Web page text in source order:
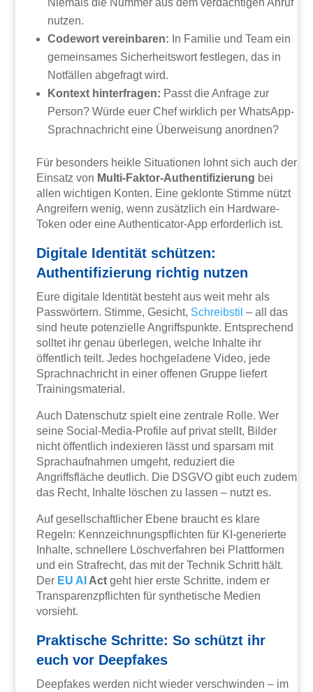
nutzen.
Codewort vereinbaren: In Familie und Team ein
gemeinsames Sicherheitswort festlegen, das in
Notfällen abgefragt wird.
Kontext hinterfragen: Passt die Anfrage zur
Person? Würde euer Chef wirklich per WhatsApp-
Sprachnachricht eine Überweisung anordnen?
Für besonders heikle Situationen lohnt sich auch der
Einsatz von Multi-Faktor-Authentifizierung bei
allen wichtigen Konten. Eine geklonte Stimme nützt
Angreifern wenig, wenn zusätzlich ein Hardware-
Token oder eine Authenticator-App erforderlich ist.
Digitale Identität schützen:
Authentifizierung richtig nutzen
Eure digitale Identität besteht aus weit mehr als
Passwörtern. Stimme, Gesicht, Schreibstil – all das
sind heute potenzielle Angriffspunkte. Entsprechend
solltet ihr genau überlegen, welche Inhalte ihr
öffentlich teilt. Jedes hochgeladene Video, jede
Sprachnachricht in einer offenen Gruppe liefert
Trainingsmaterial.
Auch Datenschutz spielt eine zentrale Rolle. Wer
seine Social-Media-Profile auf privat stellt, Bilder
nicht öffentlich indexieren lässt und sparsam mit
Sprachaufnahmen umgeht, reduziert die
Angriffsfläche deutlich. Die DSGVO gibt euch zudem
das Recht, Inhalte löschen zu lassen – nutzt es.
Auf gesellschaftlicher Ebene braucht es klare
Regeln: Kennzeichnungspflichten für KI-generierte
Inhalte, schnellere Löschverfahren bei Plattformen
und ein Strafrecht, das mit der Technik Schritt hält.
Der EU AI Act geht hier erste Schritte, indem er
Transparenzpflichten für synthetische Medien
vorsieht.
Praktische Schritte: So schützt ihr
euch vor Deepfakes
Deepfakes werden nicht wieder verschwinden – im